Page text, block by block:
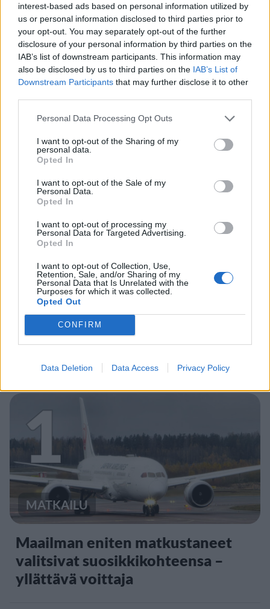
interest-based ads based on personal information utilized by
us or personal information disclosed to third parties prior to
your opt-out. You may separately opt-out of the further
disclosure of your personal information by third parties on the
IAB’s list of downstream participants. This information may
also be disclosed by us to third parties on the IAB’s List of
Downstream Participants that may further disclose it to other
Personal Data Processing Opt Outs
I want to opt-out of the Sharing of my
personal data.
Opted In
I want to opt-out of the Sale of my
Personal Data.
Opted In
I want to opt-out of processing my
Personal Data for Targeted Advertising.
Opted In
I want to opt-out of Collection, Use,
Retention, Sale, and/or Sharing of my
Personal Data that Is Unrelated with the
Purposes for which it was collected.
Opted Out
CONFIRM
Data Deletion Data Access Privacy Policy
Staran luetuimmat
1
MATKAILU
Maailman eniten matkustaneet
valitsivat suosikkikohteensa –
yllättävä voittaja